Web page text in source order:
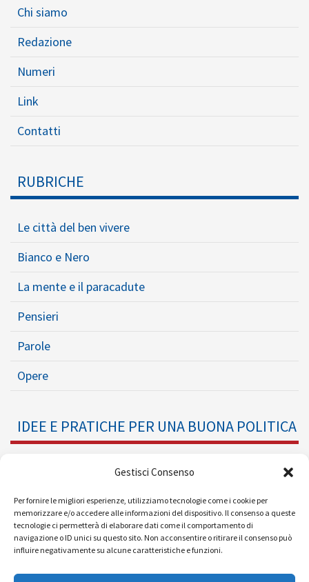
Gestisci Consenso
Per fornire le migliori esperienze, utilizziamo tecnologie come i cookie per
memorizzare e/o accedere alle informazioni del dispositivo. Il consenso a queste
tecnologie ci permetterà di elaborare dati come il comportamento di
navigazione o ID unici su questo sito. Non acconsentire o ritirare il consenso può
influire negativamente su alcune caratteristiche e funzioni.
Chi siamo
Redazione
Numeri
Link
Contatti
RUBRICHE
Le città del ben vivere
Bianco e Nero
La mente e il paracadute
Pensieri
Parole
Opere
IDEE E PRATICHE PER UNA BUONA POLITICA
Formazione Politica
Eventi